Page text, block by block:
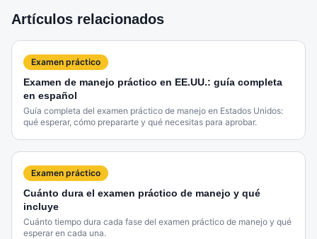
Artículos relacionados
Examen práctico
Examen de manejo práctico en EE.UU.: guía completa
en español
Guía completa del examen práctico de manejo en Estados Unidos:
qué esperar, cómo prepararte y qué necesitas para aprobar.
Examen práctico
Cuánto dura el examen práctico de manejo y qué
incluye
Cuánto tiempo dura cada fase del examen práctico de manejo y qué
esperar en cada una.